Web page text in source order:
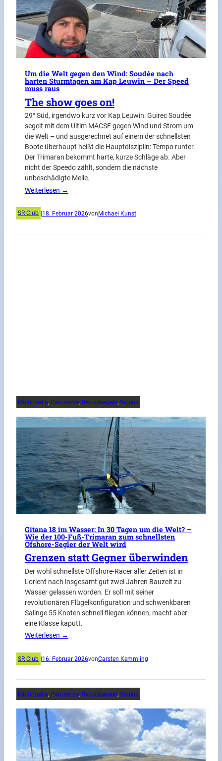
Um die Welt gegen den Wind: Soudée nach
harten Sturmtagen am Kap Leuwin – Der Speed
muss raus
The show goes on!
29° Süd, irgendwo kurz vor Kap Leuwin: Guirec Soudée
segelt mit dem Ultim MACSF gegen Wind und Strom um
die Welt – und ausgerechnet auf einem der schnellsten
Boote überhaupt heißt die Hauptdisziplin: Tempo runter.
Der Trimaran bekommt harte, kurze Schläge ab. Aber
nicht der Speedo zählt, sondern die nächste
unbeschädigte Meile.
Weiterlesen →
SR Club |18. Februar 2026vonMichael Kunst
Multimedia, Panorama, Rekordsegeln, Videos
Gitana 18 im Wasser: In 30 Tagen um die Welt? –
Wie der 100-Fuß-Trimaran zum schnellsten
Ofshore-Segler der Welt wird
Grenzen statt Gegner überwinden
Der wohl schnellste Offshore-Racer aller Zeiten ist in
Lorient nach insgesamt gut zwei Jahren Bauzeit zu
Wasser gelassen worden. Er soll mit seiner
revolutionären Flügelkonfiguration und schwenkbaren
Salinge 55 Knoten schnell fliegen können, macht aber
eine Klasse kaputt.
Weiterlesen →
SR Club |16. Februar 2026vonCarsten Kemmling
Multimedia, Panorama, Rekordsegeln, Videos